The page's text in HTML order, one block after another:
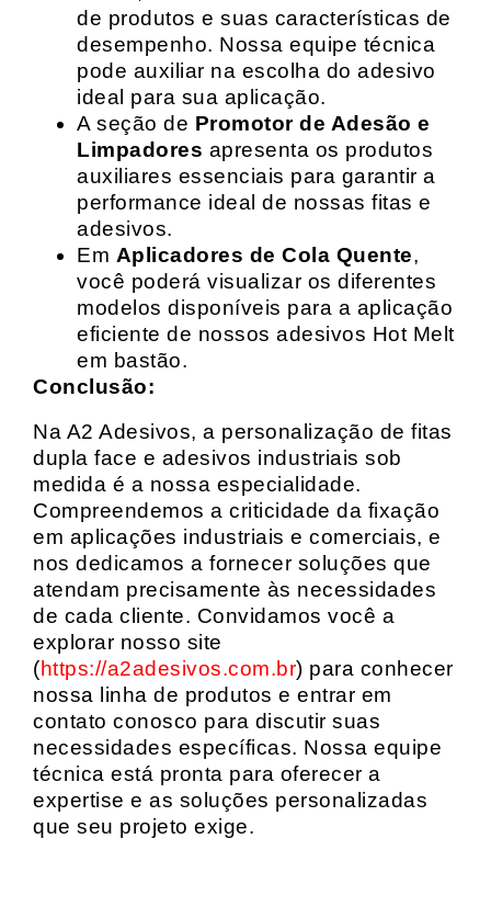
de produtos e suas características de
desempenho. Nossa equipe técnica
pode auxiliar na escolha do adesivo
ideal para sua aplicação.
A seção de Promotor de Adesão e
Limpadores apresenta os produtos
auxiliares essenciais para garantir a
performance ideal de nossas fitas e
adesivos.
Em Aplicadores de Cola Quente,
você poderá visualizar os diferentes
modelos disponíveis para a aplicação
eficiente de nossos adesivos Hot Melt
em bastão.
Conclusão:
Na A2 Adesivos, a personalização de fitas
dupla face e adesivos industriais sob
medida é a nossa especialidade.
Compreendemos a criticidade da fixação
em aplicações industriais e comerciais, e
nos dedicamos a fornecer soluções que
atendam precisamente às necessidades
de cada cliente. Convidamos você a
explorar nosso site
(https://a2adesivos.com.br) para conhecer
nossa linha de produtos e entrar em
contato conosco para discutir suas
necessidades específicas. Nossa equipe
técnica está pronta para oferecer a
expertise e as soluções personalizadas
que seu projeto exige.